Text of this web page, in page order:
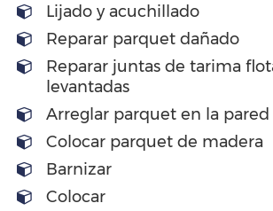
Lijado y acuchillado
Reparar parquet dañado
Reparar juntas de tarima
levantadas
Arreglar parquet en la pared
Colocar parquet de madera
Barnizar
Colocar